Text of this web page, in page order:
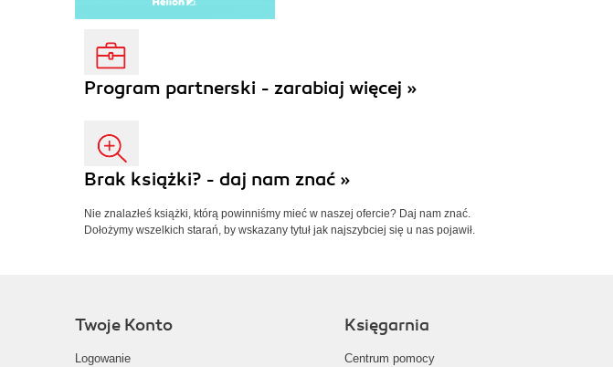
Program partnerski - zarabiaj więcej »
Brak książki? - daj nam znać »
Nie znalazłeś książki, którą powinniśmy mieć w naszej ofercie? Daj nam znać.
Dołożymy wszelkich starań, by wskazany tytuł jak najszybciej się u nas pojawił.
Twoje Konto
Logowanie
Księgarnia
Centrum pomocy